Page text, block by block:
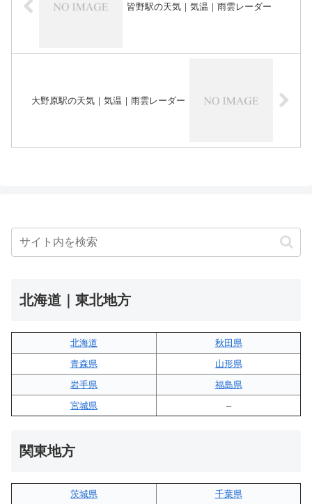
皆野駅の天気｜気温｜雨雲レーダー
大野原駅の天気｜気温｜雨雲レーダー
北海道｜東北地方
北海道
秋田県
青森県
山形県
岩手県
福島県
宮城県
–
関東地方
茨城県
千葉県